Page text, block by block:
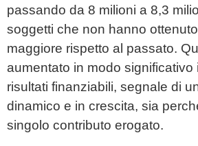
passando da 8 milioni a 8,3
soggetti che non hanno
maggiore rispetto al passato.
aumentato in modo
risultati finanziabili, segnale di
dinamico e in crescita, sia
singolo contributo erogato.